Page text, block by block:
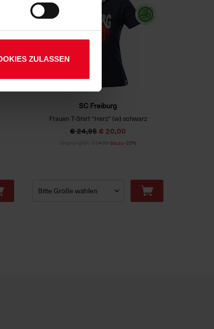
Ihre etwaig erteilten
ZULASSEN
SC Freiburg
Frauen T-Shirt "Herz" (w) schwarz
€ 24,95 € 20,00
bis zu -20%